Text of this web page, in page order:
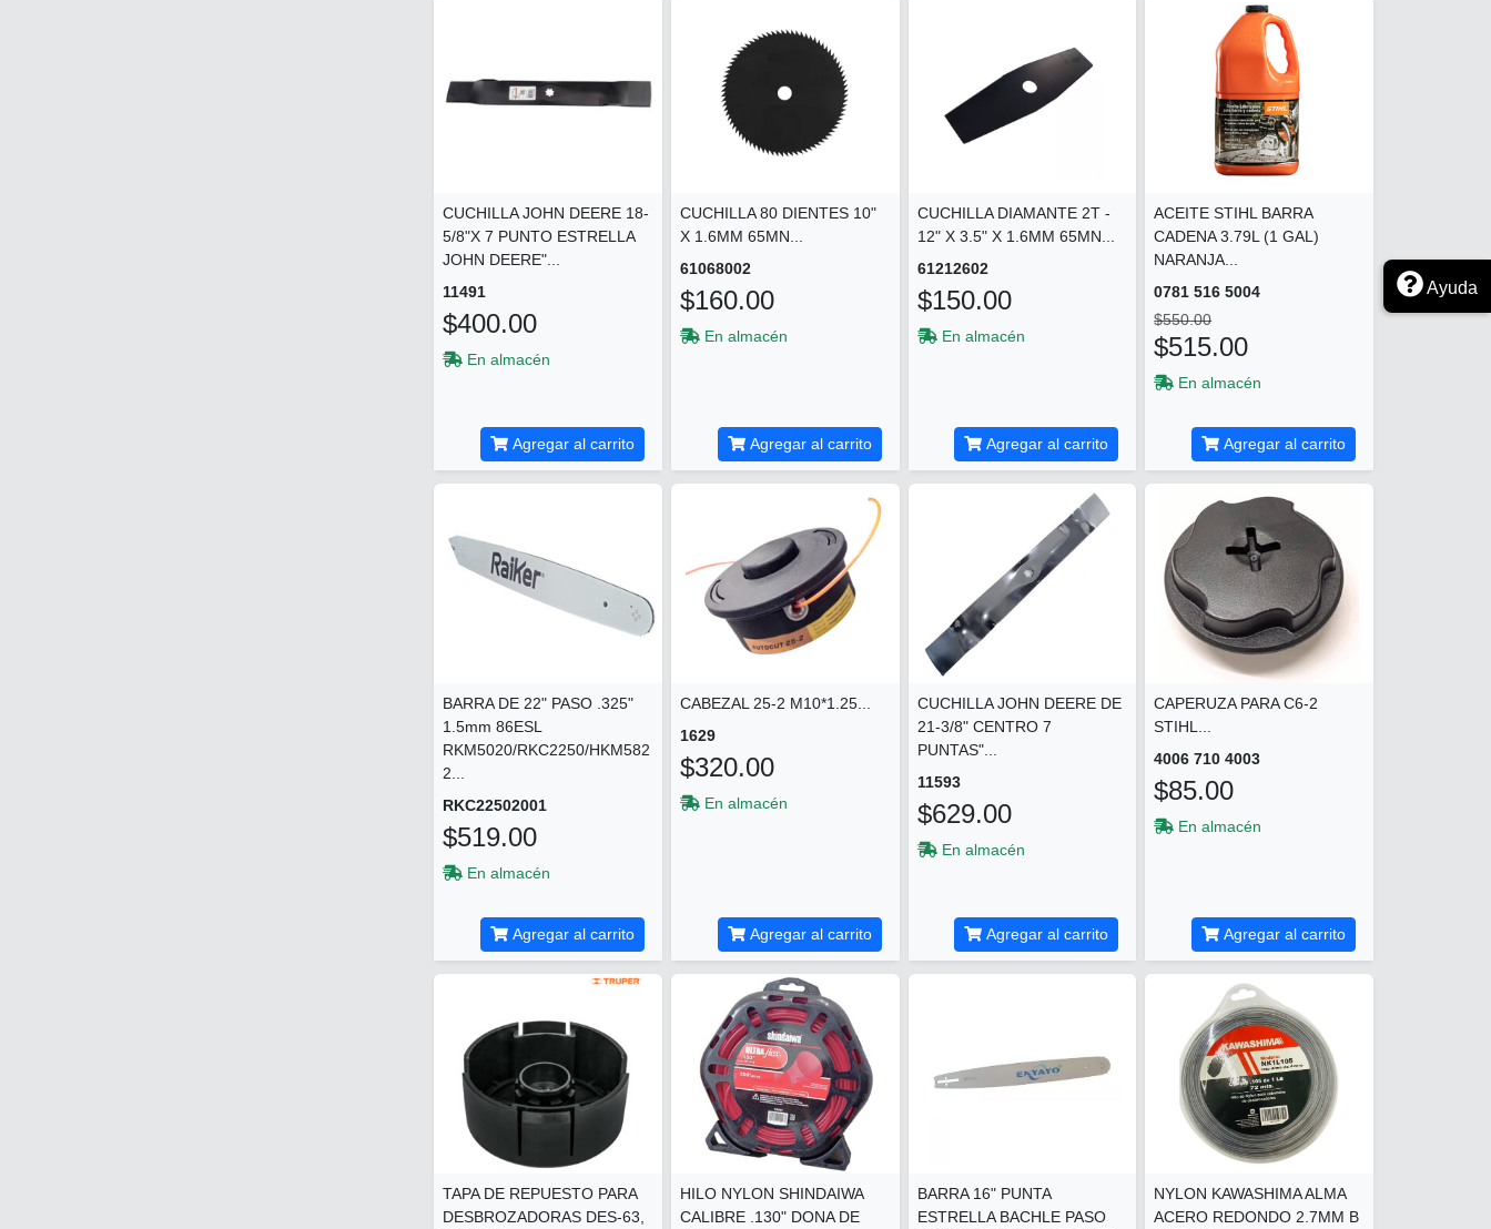
CUCHILLA JOHN DEERE 18-
5/8"X 7 PUNTO ESTRELLA
JOHN DEERE"...
11491
$400.00
En almacén
Agregar al carrito
CUCHILLA 80 DIENTES 10"
X 1.6MM 65MN...
61068002
$160.00
En almacén
Agregar al carrito
CUCHILLA DIAMANTE 2T -
12" X 3.5" X 1.6MM 65MN...
61212602
$150.00
En almacén
Agregar al carrito
ACEITE STIHL BARRA
CADENA 3.79L (1 GAL)
NARANJA...
0781 516 5004
$550.00
$515.00
En almacén
Agregar al carrito
BARRA DE 22" PASO .325"
1.5mm 86ESL
RKM5020/RKC2250/HKM582
2...
RKC22502001
$519.00
En almacén
Agregar al carrito
CABEZAL 25-2 M10*1.25...
1629
$320.00
En almacén
Agregar al carrito
CUCHILLA JOHN DEERE DE
21-3/8" CENTRO 7
PUNTAS"...
11593
$629.00
En almacén
Agregar al carrito
CAPERUZA PARA C6-2
STIHL...
4006 710 4003
$85.00
En almacén
Agregar al carrito
TAPA DE REPUESTO PARA
DESBROZADORAS DES-63,
HILO NYLON SHINDAIWA
CALIBRE .130" DONA DE
BARRA 16" PUNTA
ESTRELLA BACHLE PASO
NYLON KAWASHIMA ALMA
ACERO REDONDO 2.7MM B
Ayuda